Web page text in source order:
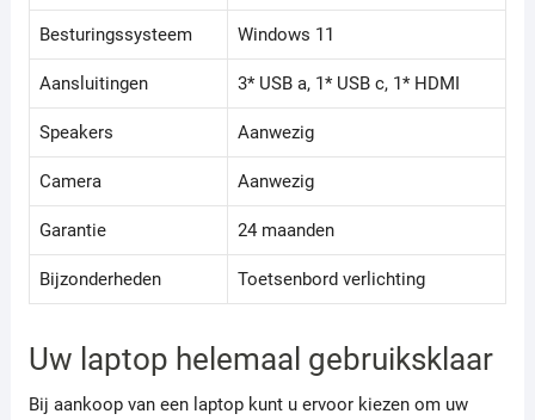
Besturingssysteem Windows 11
Aansluitingen 3* USB a, 1* USB c, 1* HDMI
Speakers Aanwezig
Camera Aanwezig
Garantie 24 maanden
Bijzonderheden Toetsenbord verlichting
Uw laptop helemaal gebruiksklaar
Bij aankoop van een laptop kunt u ervoor kiezen om uw